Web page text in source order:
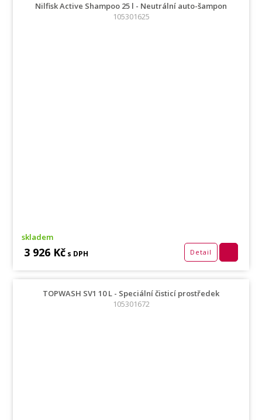
Nilfisk Active Shampoo 25 l - Neutrální auto-šampon
105301625
skladem
3 926 Kč s DPH Detail
TOPWASH SV1 10 L - Speciální čisticí prostředek
105301672